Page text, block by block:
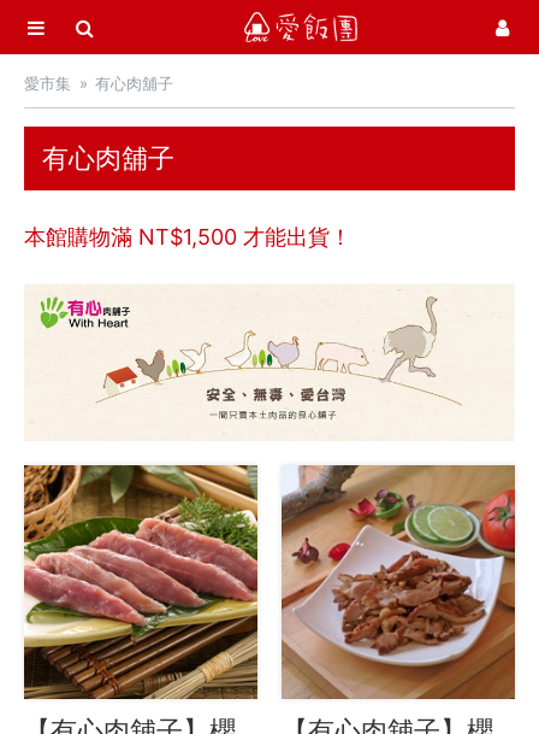
選單
首頁
愛市集商品館
中秋烤肉 / 生鮮
季節推薦 / 新品登場
活力早餐
營養補給站
吃零食
愛甜點
火腿．起司．歐陸食材
料理盛宴
水餃 / 麵食 / 湯圓 / 包子
滷味 / 香腸 / 下酒菜
熟食 / 小吃 / 鮑魚罐
喝湯吃火鍋
久原本家 茅乃舎
愛市集 有心肉舖子
有心肉舖子
本館購物滿 NT$1,500 才能出貨！